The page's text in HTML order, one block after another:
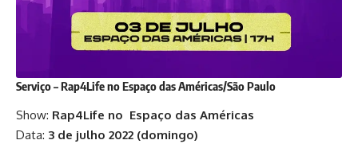
Serviço – Rap4Life no Espaço das Américas/São Paulo
Show: Rap4Life no Espaço das Américas
Data: 3 de julho 2022 (domingo)